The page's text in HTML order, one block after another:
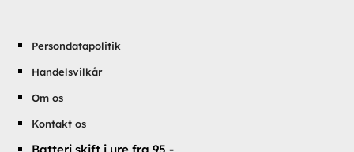
Persondatapolitik
Handelsvilkår
Om os
Kontakt os